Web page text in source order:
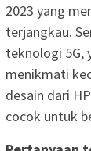
2023 yang
terjangkau.
teknologi 5G,
menikmati
desain dari
cocok untuk